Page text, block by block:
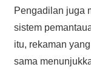
Pengadilan juga
sistem
itu, rekaman
sama